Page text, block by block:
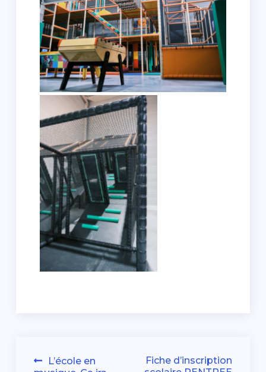
Navigation
L’école en
Fiche d’inscription